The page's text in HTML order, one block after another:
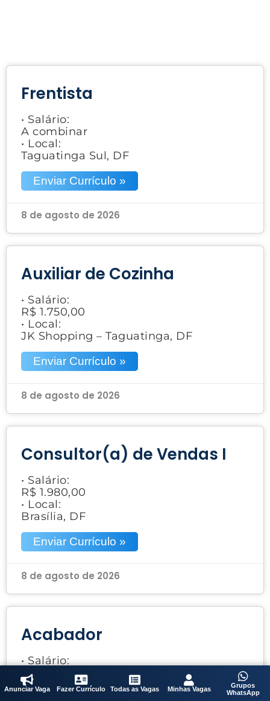
Frentista
• Salário:
A combinar
• Local:
Taguatinga Sul, DF
Enviar Currículo »
8 de agosto de 2026
Auxiliar de Cozinha
• Salário:
R$ 1.750,00
• Local:
JK Shopping – Taguatinga, DF
Enviar Currículo »
8 de agosto de 2026
Consultor(a) de Vendas I
• Salário:
R$ 1.980,00
• Local:
Brasília, DF
Enviar Currículo »
8 de agosto de 2026
Acabador
• Salário:
A combinar
• Local:
Samambaia Sul, DF
Anunciar Vaga Fazer Currículo Todas as Vagas Minhas Vagas
Grupos
WhatsApp